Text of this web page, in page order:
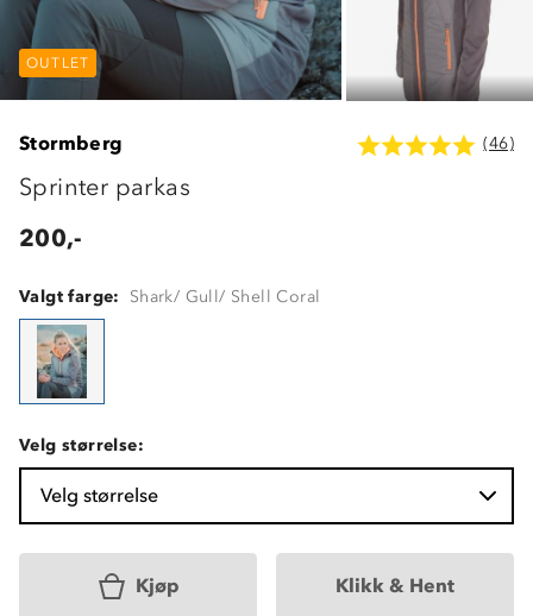
OUTLET OUTLET
OUTLET
Stormberg (46)
Sprinter parkas
200,-
Valgt farge: Shark/ Gull/ Shell Coral
Velg størrelse:
Velg størrelse
Kjøp Klikk & Hent